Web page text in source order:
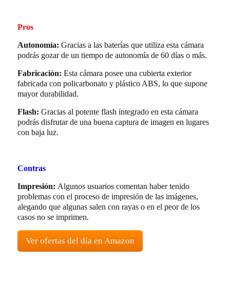
Pros
Autonomía: Gracias a las baterías que utiliza esta cámara
podrás gozar de un tiempo de autonomía de 60 días o más.
Fabricación: Esta cámara posee una cubierta exterior
fabricada con policarbonato y plástico ABS, lo que supone
mayor durabilidad.
Flash: Gracias al potente flash integrado en esta cámara
podrás disfrutar de una buena captura de imagen en lugares
con baja luz.
Contras
Impresión: Algunos usuarios comentan haber tenido
problemas con el proceso de impresión de las imágenes,
alegando que algunas salen con rayas o en el peor de los
casos no se imprimen.
Ver ofertas del día en Amazon